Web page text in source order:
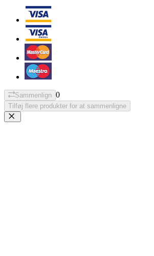
Sammenlign 0
Tilføj flere produkter for at sammenligne